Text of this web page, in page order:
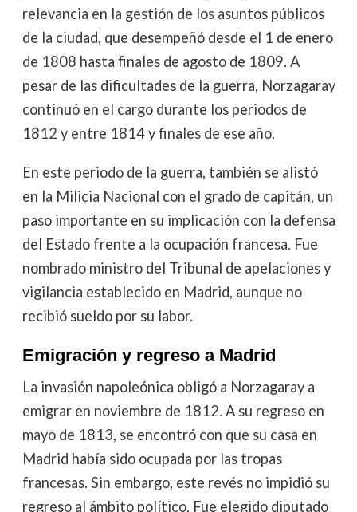
relevancia en la gestión de los asuntos públicos
de la ciudad, que desempeñó desde el 1 de enero
de 1808 hasta finales de agosto de 1809. A
pesar de las dificultades de la guerra, Norzagaray
continuó en el cargo durante los periodos de
1812 y entre 1814 y finales de ese año.
En este periodo de la guerra, también se alistó
en la Milicia Nacional con el grado de capitán, un
paso importante en su implicación con la defensa
del Estado frente a la ocupación francesa. Fue
nombrado ministro del Tribunal de apelaciones y
vigilancia establecido en Madrid, aunque no
recibió sueldo por su labor.
Emigración y regreso a Madrid
La invasión napoleónica obligó a Norzagaray a
emigrar en noviembre de 1812. A su regreso en
mayo de 1813, se encontró con que su casa en
Madrid había sido ocupada por las tropas
francesas. Sin embargo, este revés no impidió su
regreso al ámbito político. Fue elegido diputado